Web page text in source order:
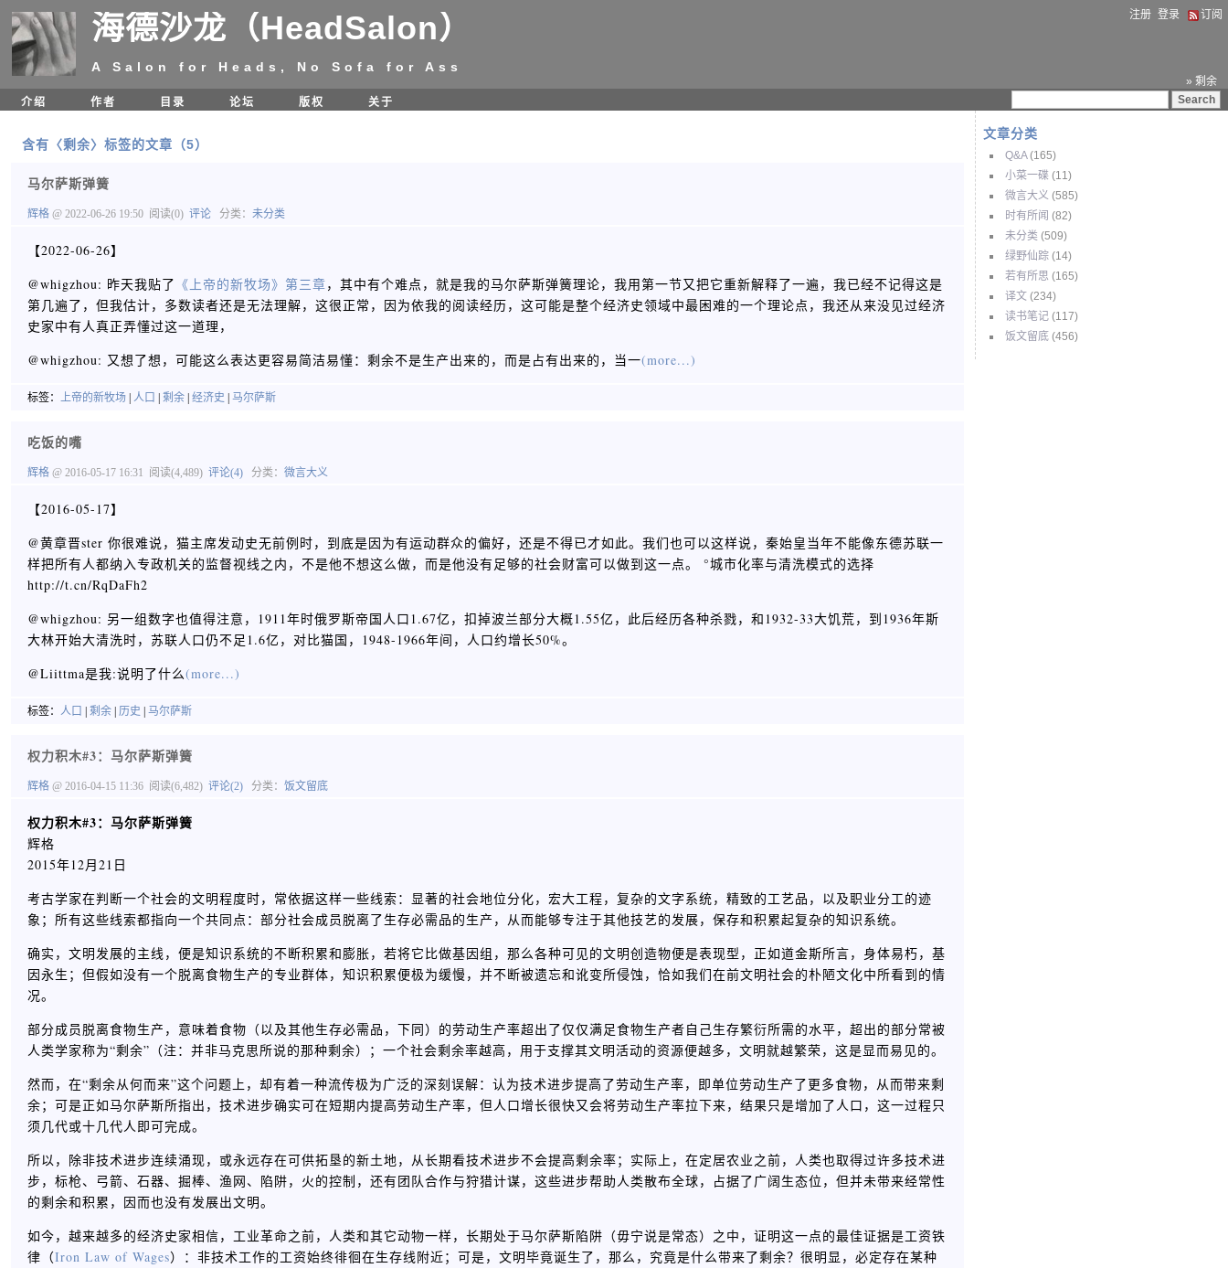
海德沙龙（HeadSalon）
A Salon for Heads, No Sofa for Ass
注册 登录 订阅
» 剩余
介绍
作者 目录 论坛 版权 关于
文章分类
Q&A(165)
小菜一碟 (11)
微言大义 (585)
时有所闻 (82)
未分类 (509)
绿野仙踪 (14)
若有所思 (165)
译文 (234)
读书笔记 (117)
饭文留底 (456)
含有〈剩余〉标签的文章（5）
马尔萨斯弹簧
辉格 @ 2022-06-26 19:50 阅读(0) 评论 分类： 未分类
【2022-06-26】
@whigzhou: 昨天我贴了 《上帝的新牧场》第三章，其中有个难点，就是我的马尔萨斯弹簧理论，我用第一节又把它重新解释了一遍，我已经不记得这是
第几遍了，但我估计，多数读者还是无法理解，这很正常，因为依我的阅读经历，这可能是整个经济史领域中最困难的一个理论点，我还从来没见过经济
史家中有人真正弄懂过这一道理，
@whigzhou: 又想了想，可能这么表达更容易简洁易懂：剩余不是生产出来的，而是占有出来的，当一(more...)
标签： 上帝的新牧场 人口 剩余 经济史 马尔萨斯
吃饭的嘴
辉格 @ 2016-05-17 16:31 阅读(4,489) 评论(4) 分类： 微言大义
【2016-05-17】
@黄章晋ster 你很难说，猫主席发动史无前例时，到底是因为有运动群众的偏好，还是不得已才如此。我们也可以这样说，秦始皇当年不能像东德苏联一
样把所有人都纳入专政机关的监督视线之内，不是他不想这么做，而是他没有足够的社会财富可以做到这一点。 °城市化率与清洗模式的选择
http://t.cn/RqDaFh2
@whigzhou: 另一组数字也值得注意，1911年时俄罗斯帝国人口1.67亿，扣掉波兰部分大概1.55亿，此后经历各种杀戮，和1932-33大饥荒，到1936年斯
大林开始大清洗时，苏联人口仍不足1.6亿，对比猫国，1948-1966年间，人口约增长50%。
@Liittma是我:说明了什么(more...)
标签： 人口 剩余 历史 马尔萨斯
权力积木#3：马尔萨斯弹簧
辉格 @ 2016-04-15 11:36 阅读(6,482) 评论(2) 分类： 饭文留底
权力积木#3：马尔萨斯弹簧
辉格
2015年12月21日
考古学家在判断一个社会的文明程度时，常依据这样一些线索：显著的社会地位分化，宏大工程，复杂的文字系统，精致的工艺品，以及职业分工的迹
象；所有这些线索都指向一个共同点：部分社会成员脱离了生存必需品的生产，从而能够专注于其他技艺的发展，保存和积累起复杂的知识系统。
确实，文明发展的主线，便是知识系统的不断积累和膨胀，若将它比做基因组，那么各种可见的文明创造物便是表现型，正如道金斯所言，身体易朽，基
因永生；但假如没有一个脱离食物生产的专业群体，知识积累便极为缓慢，并不断被遗忘和讹变所侵蚀，恰如我们在前文明社会的朴陋文化中所看到的情
况。
部分成员脱离食物生产，意味着食物（以及其他生存必需品，下同）的劳动生产率超出了仅仅满足食物生产者自己生存繁衍所需的水平，超出的部分常被
人类学家称为“剩余”（注：并非马克思所说的那种剩余）；一个社会剩余率越高，用于支撑其文明活动的资源便越多，文明就越繁荣，这是显而易见的。
然而，在“剩余从何而来”这个问题上，却有着一种流传极为广泛的深刻误解：认为技术进步提高了劳动生产率，即单位劳动生产了更多食物，从而带来剩
余；可是正如马尔萨斯所指出，技术进步确实可在短期内提高劳动生产率，但人口增长很快又会将劳动生产率拉下来，结果只是增加了人口，这一过程只
须几代或十几代人即可完成。
所以，除非技术进步连续涌现，或永远存在可供拓垦的新土地，从长期看技术进步不会提高剩余率；实际上，在定居农业之前，人类也取得过许多技术进
步，标枪、弓箭、石器、掘棒、渔网、陷阱，火的控制，还有团队合作与狩猎计谋，这些进步帮助人类散布全球，占据了广阔生态位，但并未带来经常性
的剩余和积累，因而也没有发展出文明。
如今，越来越多的经济史家相信，工业革命之前，人类和其它动物一样，长期处于马尔萨斯陷阱（毋宁说是常态）之中，证明这一点的最佳证据是工资铁
律（Iron Law of Wages）：非技术工作的工资始终徘徊在生存线附近；可是，文明毕竟诞生了，那么，究竟是什么带来了剩余？很明显，必定存在某种